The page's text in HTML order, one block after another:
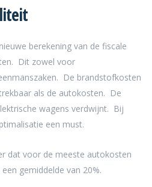
berekening van de fiscale
Dit zowel voor
De brandstofkosten
als de autokosten. De
wagens verdwijnt. Bij
een must.
dat voor de meeste autokosten
gemiddelde van 20%.